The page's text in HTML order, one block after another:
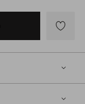
Favoriten